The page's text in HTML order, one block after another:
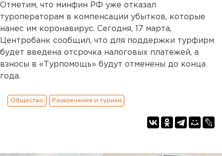
Отметим, что минфин РФ уже отказал
туроператорам в компенсации убытков, которые
нанес им коронавирус. Сегодня, 17 марта,
Центробанк сообщил, что для поддержки турфирм
будет введена отсрочка налоговых платежей, а
взносы в «Турпомощь» будут отменены до конца
года.
Общество Развлечения и туризм